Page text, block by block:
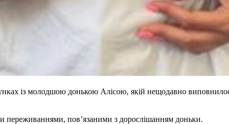
із молодшою донькою Алісою, якій нещодавно виповнилося
переживаннями, пов’язаними з дорослішанням доньки.